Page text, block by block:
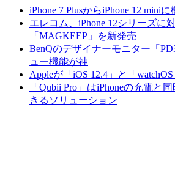
iPhone 7 PlusからiPhone 12 mini
エレコム、iPhone 12シリーズに
「MAGKEEP」を新発売
BenQのデザイナーモニター「
ュー機能が神
Appleが「iOS 12.4」と「
「Qubii Pro」はiPhoneの充電と
きるソリューション